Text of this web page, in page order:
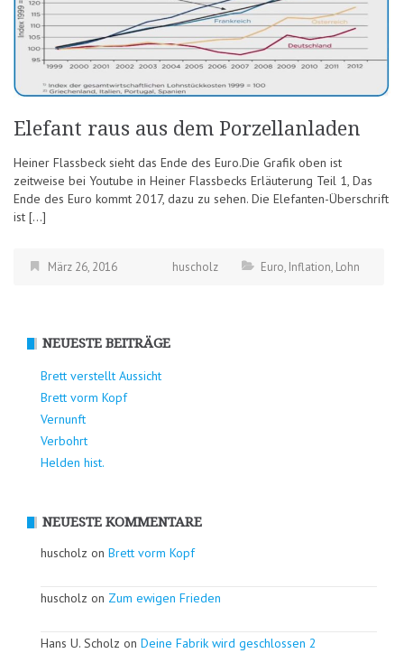
Elefant raus aus dem Porzellanladen
Heiner Flassbeck sieht das Ende des Euro.Die Grafik oben ist
zeitweise bei Youtube in Heiner Flassbecks Erläuterung Teil 1, Das
Ende des Euro kommt 2017, dazu zu sehen. Die Elefanten-Überschrift
ist […]
März 26, 2016 huscholz Euro, Inflation, Lohn
NEUESTE BEITRÄGE
Brett verstellt Aussicht
Brett vorm Kopf
Vernunft
Verbohrt
Helden hist.
NEUESTE KOMMENTARE
huscholz on Brett vorm Kopf
huscholz on Zum ewigen Frieden
Hans U. Scholz on Deine Fabrik wird geschlossen 2